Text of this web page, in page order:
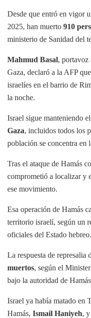
Desde que entró en vigor
2025, han muerto 910
ministerio de Sanidad del
Mahmud Basal, portavoz
Gaza, declaró a la AFP
israelíes en el barrio de
la noche.
Israel sigue manteniendo
Gaza, incluidos todos los
población se concentra en
Tras el ataque de Hamás
comprometió a localizar y
ese movimiento.
Esa operación de Hamás
territorio israelí, según un
oficiales del Estado hebreo.
La respuesta de represalia
muertos, según el
bajo la autoridad de
Israel ya había matado en
Hamás, Ismail Haniyeh, y